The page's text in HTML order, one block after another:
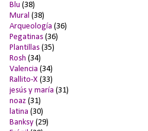
Blu (38)
Mural (38)
Arqueología (36)
Pegatinas (36)
Plantillas (35)
Rosh (34)
Valencia (34)
Rallito-X (33)
jesús y maría (31)
noaz (31)
latina (30)
Banksy (29)